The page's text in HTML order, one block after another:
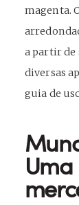
magenta.
a partir de
diversas
guia de